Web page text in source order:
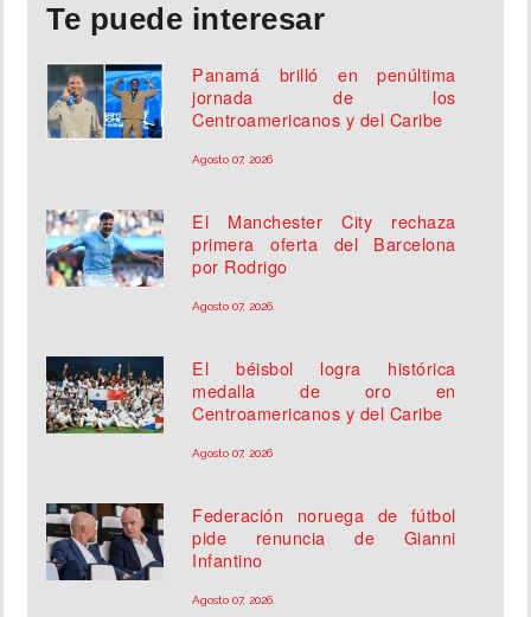
Te puede interesar
Panamá brilló en penúltima
jornada de los
Centroamericanos y del Caribe
Agosto 07, 2026
El Manchester City rechaza
primera oferta del Barcelona
por Rodrigo
Agosto 07, 2026
El béisbol logra histórica
medalla de oro en
Centroamericanos y del Caribe
Agosto 07, 2026
Federación noruega de fútbol
pide renuncia de Gianni
Infantino
Agosto 07, 2026